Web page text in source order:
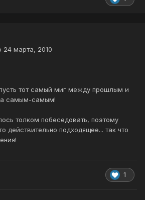
24 марта, 2010
тот самый миг между прошлым и
самым-самым!
толком побеседовать, поэтому
действительно подходящее... так что
1